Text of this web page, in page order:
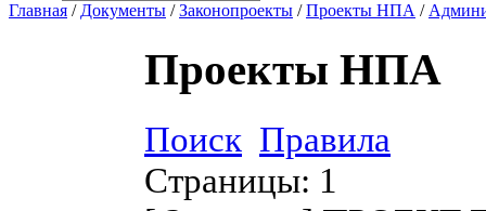
Главная / Документы /Законопроекты /Проекты НПА /
Проекты НПА
Поиск Правила
Страницы: 1